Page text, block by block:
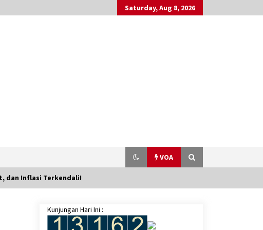
Saturday, Aug 8, 2026
VOA
Menkeu: Program Makan Bergizi
Gratis Rp71 Triliun Masuk RAPBN
dan Inflasi Terkendali!‎
Kunjungan Hari Ini :